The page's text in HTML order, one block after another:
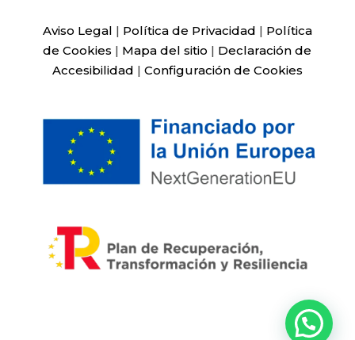
Aviso Legal | Política de Privacidad | Política
de Cookies | Mapa del sitio | Declaración de
Accesibilidad | Configuración de Cookies